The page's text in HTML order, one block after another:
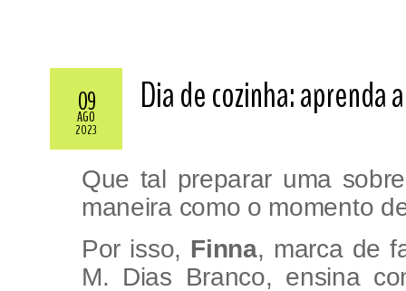
09
AGO
2023
Dia de cozinha: aprenda
Que tal preparar uma
maneira como o momento
Por isso, Finna, marca de
M. Dias Branco, ensina